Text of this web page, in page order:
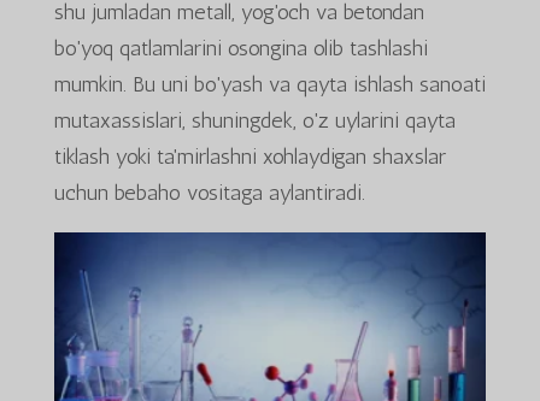
shu jumladan metall, yog'och va betondan
bo'yoq qatlamlarini osongina olib tashlashi
mumkin. Bu uni bo'yash va qayta ishlash sanoati
mutaxassislari, shuningdek, o'z uylarini qayta
tiklash yoki ta'mirlashni xohlaydigan shaxslar
uchun bebaho vositaga aylantiradi.